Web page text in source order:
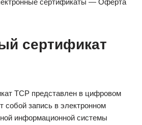
сертификаты — Оферта
сертификат
ТСР представлен в цифровом
собой запись в электронном
информационной системы